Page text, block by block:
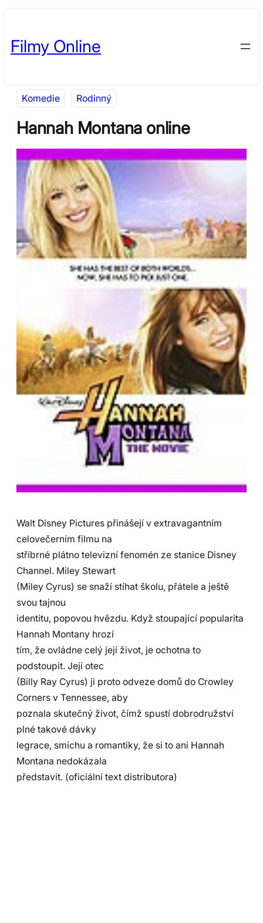
obsah
content
Filmy Online
Komedie Rodinný
Hannah Montana online
Walt Disney Pictures přinášejí v extravagantním
celovečerním filmu na
stříbrné plátno televizní fenomén ze stanice Disney
Channel. Miley Stewart
(Miley Cyrus) se snaží stíhat školu, přátele a ještě
svou tajnou
identitu, popovou hvězdu. Když stoupající popularita
Hannah Montany hrozí
tím, že ovládne celý její život, je ochotna to
podstoupit. Její otec
(Billy Ray Cyrus) ji proto odveze domů do Crowley
Corners v Tennessee, aby
poznala skutečný život, čímž spustí dobrodružství
plné takové dávky
legrace, smíchu a romantiky, že si to ani Hannah
Montana nedokázala
představit. (oficiální text distributora)